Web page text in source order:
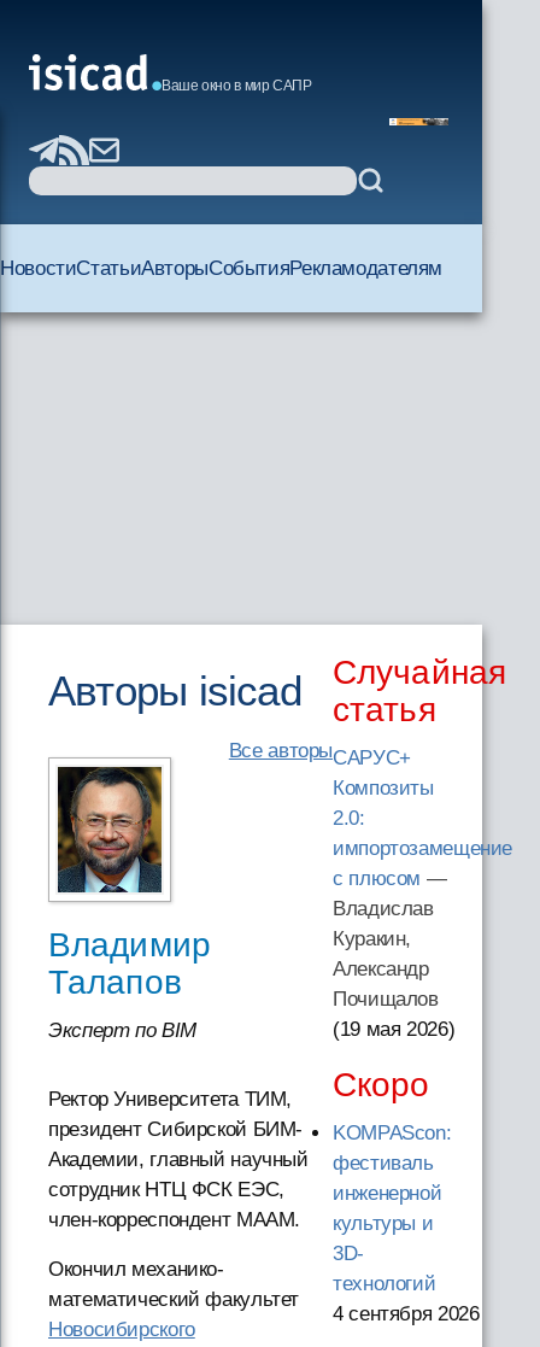
Ваше окно в мир САПР
НовостиСтатьиАвторыСобытияРекламодателям
Авторы isicad
Все авторы
Владимир
Талапов
Эксперт по BIM
Ректор Университета ТИМ,
президент Сибирской БИМ-
Академии, главный научный
сотрудник НТЦ ФСК ЕЭС,
член-корреспондент МААМ.
Окончил механико-
математический факультет
Новосибирского
Случайная
статья
САРУС+
Композиты
2.0:
импортозамещение
с плюсом —
Владислав
Куракин,
Александр
Почищалов
(19 мая 2026)
Скоро
KOMPAScon:
фестиваль
инженерной
культуры и
3D-
технологий
4 сентября 2026